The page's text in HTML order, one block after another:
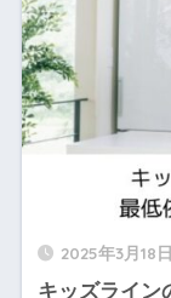
2025年3月18日
キッズライン